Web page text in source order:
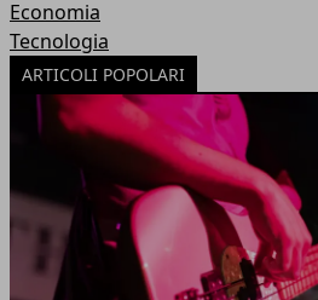
Economia
Tecnologia
ARTICOLI POPOLARI